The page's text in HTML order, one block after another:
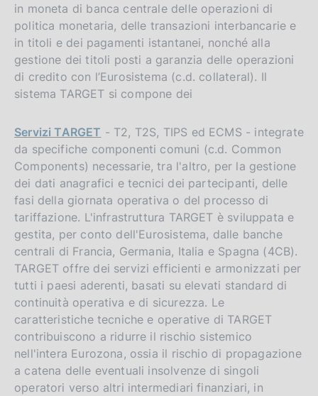
in moneta di banca centrale delle operazioni di
politica monetaria, delle transazioni interbancarie e
in titoli e dei pagamenti istantanei, nonché alla
gestione dei titoli posti a garanzia delle operazioni
di credito con l’Eurosistema (c.d. collateral). Il
sistema TARGET si compone dei
Servizi TARGET - T2, T2S, TIPS ed ECMS - integrate
da specifiche componenti comuni (c.d. Common
Components) necessarie, tra l'altro, per la gestione
dei dati anagrafici e tecnici dei partecipanti, delle
fasi della giornata operativa o del processo di
tariffazione. L'infrastruttura TARGET è sviluppata e
gestita, per conto dell'Eurosistema, dalle banche
centrali di Francia, Germania, Italia e Spagna (4CB).
TARGET offre dei servizi efficienti e armonizzati per
tutti i paesi aderenti, basati su elevati standard di
continuità operativa e di sicurezza. Le
caratteristiche tecniche e operative di TARGET
contribuiscono a ridurre il rischio sistemico
nell'intera Eurozona, ossia il rischio di propagazione
a catena delle eventuali insolvenze di singoli
operatori verso altri intermediari finanziari, in